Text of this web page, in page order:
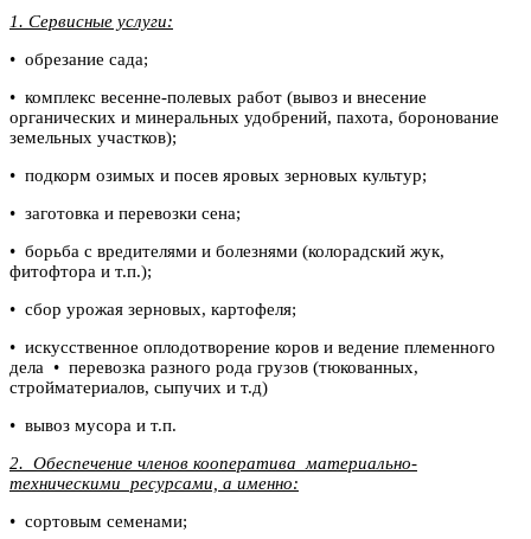
1. Сервисные услуги:
• обрезание сада;
• комплекс весенне-полевых работ (вывоз и внесение
органических и минеральных удобрений, пахота, боронование
земельных участков);
• подкорм озимых и посев яровых зерновых культур;
• заготовка и перевозки сена;
• борьба с вредителями и болезнями (колорадский жук,
фитофтора и т.п.);
• сбор урожая зерновых, картофеля;
• искусственное оплодотворение коров и ведение племенного
дела • перевозка разного рода грузов (тюкованных,
стройматериалов, сыпучих и т.д)
• вывоз мусора и т.п.
2. Обеспечение членов кооператива материально-
техническими ресурсами, а именно:
• сортовым семенами;